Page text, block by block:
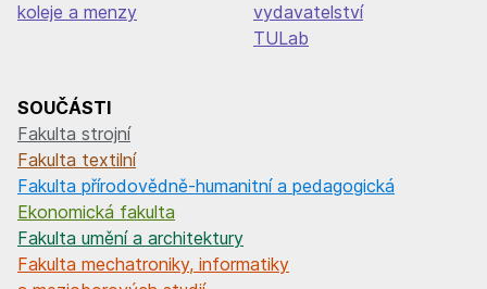
koleje a menzy
vydavatelství
TULab
SOUČÁSTI
Fakulta strojní
Fakulta textilní
Fakulta přírodovědně-humanitní a pedagogická
Ekonomická fakulta
Fakulta umění a architektury
Fakulta mechatroniky, informatiky